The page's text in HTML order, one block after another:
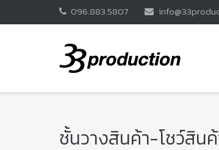
096.883.5807
ชั้นวางสินค้า-โชว์สิน